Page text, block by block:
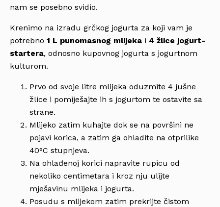
nam se posebno svidio.
Krenimo na izradu grčkog jogurta za koji vam je
potrebno 1 L punomasnog mlijeka i 4 žlice jogurt-
startera, odnosno kupovnog jogurta s jogurtnom
kulturom.
Prvo od svoje litre mlijeka oduzmite 4 jušne
žlice i pomiješajte ih s jogurtom te ostavite sa
strane.
Mlijeko zatim kuhajte dok se na površini ne
pojavi korica, a zatim ga ohladite na otprilike
40°C stupnjeva.
Na ohlađenoj korici napravite rupicu od
nekoliko centimetara i kroz nju ulijte
mješavinu mlijeka i jogurta.
Posudu s mlijekom zatim prekrijte čistom